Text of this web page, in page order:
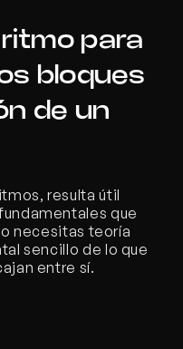
para
bloques
de un
resulta útil
que
necesitas teoría
sencillo de lo que
entre sí.